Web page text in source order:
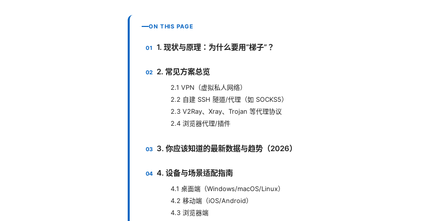
ON THIS PAGE
1. 现状与原理：为什么要用“梯子”？
2. 常见方案总览
2.1 VPN（虚拟私人网络）
2.2 自建 SSH 隧道/代理（如 SOCKS5）
2.3 V2Ray、Xray、Trojan 等代理协议
2.4 浏览器代理/插件
3. 你应该知道的最新数据与趋势（2026）
4. 设备与场景适配指南
4.1 桌面端（Windows/macOS/Linux）
4.2 移动端（iOS/Android）
4.3 浏览器端